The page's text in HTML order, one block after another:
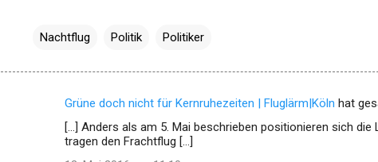
Nachtflug Politik Politiker
Grüne doch nicht für Kernruhezeiten | Fluglärm|Köln hat
[…] Anders als am 5. Mai beschrieben positionieren sich die
tragen den Frachtflug […]